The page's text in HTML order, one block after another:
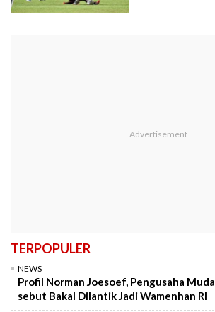
TERPOPULER
NEWS
Profil Norman Joesoef, Pengusaha
sebut Bakal Dilantik Jadi Wamenhan RI